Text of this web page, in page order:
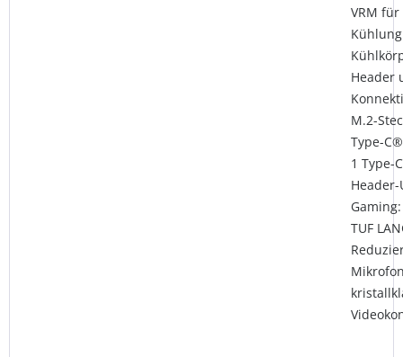
VRM
Header
M.2-
Type-
1 Type-
TUF